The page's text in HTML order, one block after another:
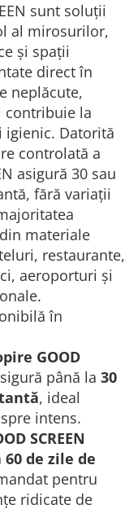
sunt soluții
al mirosurilor,
și spații
direct în
neplăcute,
contribuie la
Datorită
controlată a
asigură 30 sau
fără variații
materiale
restaurante,
aeroporturi și
în
GOOD
până la 30
, ideal
intens.
SCREEN
60 de zile de
pentru
ridicate de